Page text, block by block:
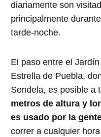
diariamente son
principalmente
tarde-noche.
El paso entre el
Estrella de Puebla,
Sendela, es posible a
metros de altura y
es usado por la
correr a cualquier